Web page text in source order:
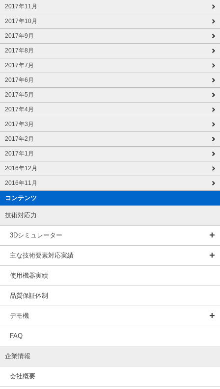
2017年11月
2017年10月
2017年9月
2017年8月
2017年7月
2017年6月
2017年5月
2017年4月
2017年3月
2017年2月
2017年1月
2016年12月
2016年11月
コンテンツ
技術対応力
3Dシミュレーター
主な技術要素対応実績
使用機器実績
品質保証体制
デモ機
FAQ
企業情報
会社概要